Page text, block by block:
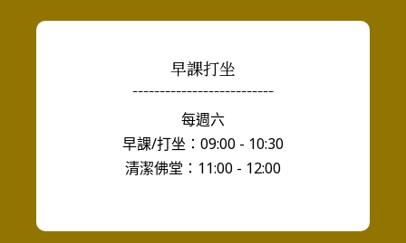
早課打坐
--------------------------
每週六
早課/打坐：09:00 - 10:30
清潔佛堂：11:00 - 12:00